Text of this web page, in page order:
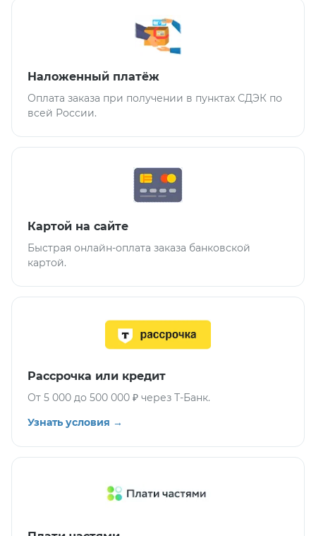
Наложенный платёж
Оплата заказа при получении в пунктах СДЭК по
всей России.
Картой на сайте
Быстрая онлайн-оплата заказа банковской
картой.
Рассрочка или кредит
От 5 000 до 500 000 ₽ через Т-Банк.
Узнать условия →